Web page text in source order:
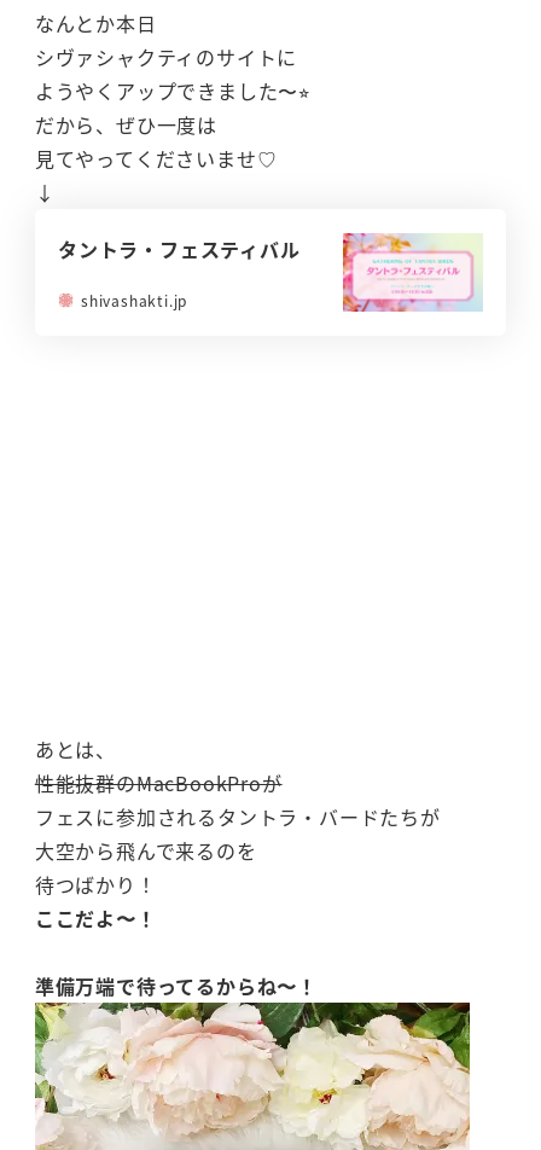
なんとか本日
シヴァシャクティのサイトに
ようやくアップできました〜⭐︎
だから、ぜひ一度は
見てやってくださいませ♡
↓
タントラ・フェスティバル
shivashakti.jp
あとは、
性能抜群のMacBookProが
フェスに参加されるタントラ・バードたちが
大空から飛んで来るのを
待つばかり！
ここだよ〜！
準備万端で待ってるからね〜！